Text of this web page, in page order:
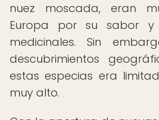
nuez moscada, eran
Europa por su sabor y
medicinales. Sin
descubrimientos
estas especias era
muy alto.